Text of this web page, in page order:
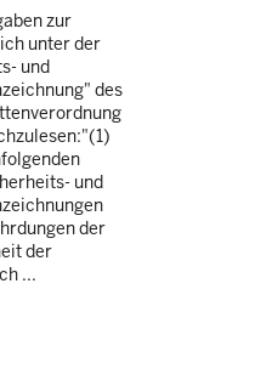
zur
unter der
und
des
und
der
der
...